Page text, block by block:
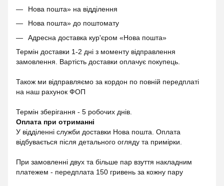
Нова пошта» на відділення
Нова пошта» до поштомату
Адресна доставка кур'єром «Нова пошта»
Термін доставки 1-2 дні з моменту відправлення
замовлення. Вартість доставки оплачує покупець.
Також ми відправляємо за кордон по повній передплаті
на наш рахунок ФОП
Термін зберігання - 5 робочих днів.
Оплата при отриманні
У відділенні служби доставки Нова пошта. Оплата
відбувається після детального огляду та примірки.
При замовленні двух та більше пар взуття накладним
платежем - передплата 150 гривень за кожну пару